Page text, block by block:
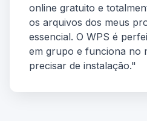
online gratuito e
os arquivos dos meus
essencial. O WPS é
em grupo e funciona no
precisar de instalação."